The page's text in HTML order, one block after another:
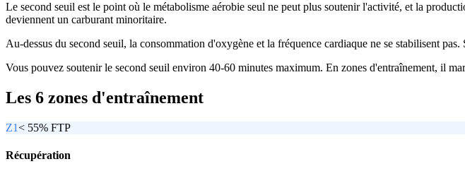
Le second seuil est le point où le métabolisme aérobie seul ne peut plus soutenir l'activité, et la
deviennent un carburant minoritaire.
Au-dessus du second seuil, la consommation d'oxygène et la fréquence cardiaque ne se stabilisent
Vous pouvez soutenir le second seuil environ 40-60 minutes maximum. En zones d'entraînement, il
Les 6 zones d'entraînement
Z1< 55% FTP
Récupération